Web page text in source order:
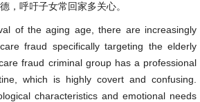
，呼吁子女常回家多关心。
of the aging age, there are increasingly
fraud specifically targeting the elderly
fraud criminal group has a professional
which is highly covert and confusing.
characteristics and emotional needs